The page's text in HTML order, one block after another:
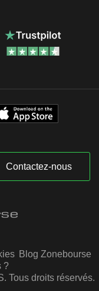
Contactez-nous
Blog Zonebourse
?
Tous droits réservés.